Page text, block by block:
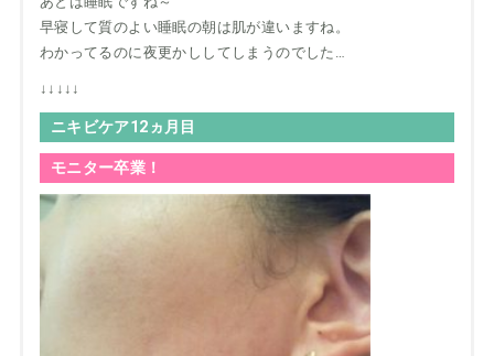
早寝して質のよい睡眠の朝は肌が違いますね。
わかってるのに夜更かししてしまうのでした…
↓↓↓↓↓
ニキビケア12ヵ月目
モニター卒業！